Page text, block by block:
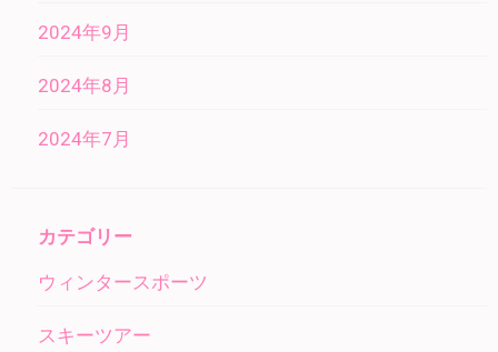
2024年9月
2024年8月
2024年7月
カテゴリー
ウィンタースポーツ
スキーツアー